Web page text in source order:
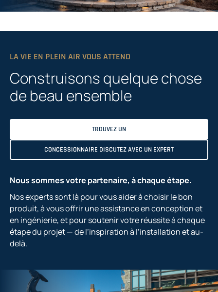
LA VIE EN PLEIN AIR VOUS ATTEND
Construisons quelque chose
de beau ensemble
TROUVEZ UN
CONCESSIONNAIRE DISCUTEZ AVEC UN EXPERT
Nous sommes votre partenaire, à chaque étape.
Nos experts sont là pour vous aider à choisir le bon
produit, à vous offrir une assistance en conception et
en ingénierie, et pour soutenir votre réussite à chaque
étape du projet — de l’inspiration à l’installation et au-
delà.